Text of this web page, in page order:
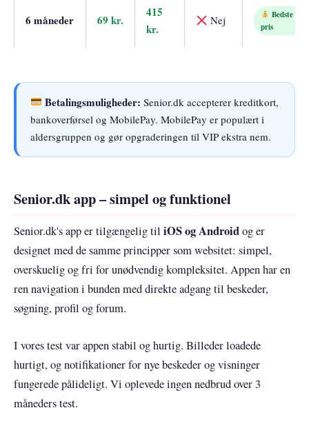
6 måneder 69 kr.
415
kr.
Nej
Bedste
pris
Betalingsmuligheder: Senior.dk accepterer kreditkort,
bankoverførsel og MobilePay. MobilePay er populært i
aldersgruppen og gør opgraderingen til VIP ekstra nem.
Senior.dk app – simpel og funktionel
Senior.dk's app er tilgængelig til iOS og Androidog er
designet med de samme principper som websitet: simpel,
overskuelig og fri for unødvendig kompleksitet. Appen har en
ren navigation i bunden med direkte adgang til beskeder,
søgning, profil og forum.
I vores test var appen stabil og hurtig. Billeder loadede
hurtigt, og notifikationer for nye beskeder og visninger
fungerede pålideligt. Vi oplevede ingen nedbrud over 3
måneders test.